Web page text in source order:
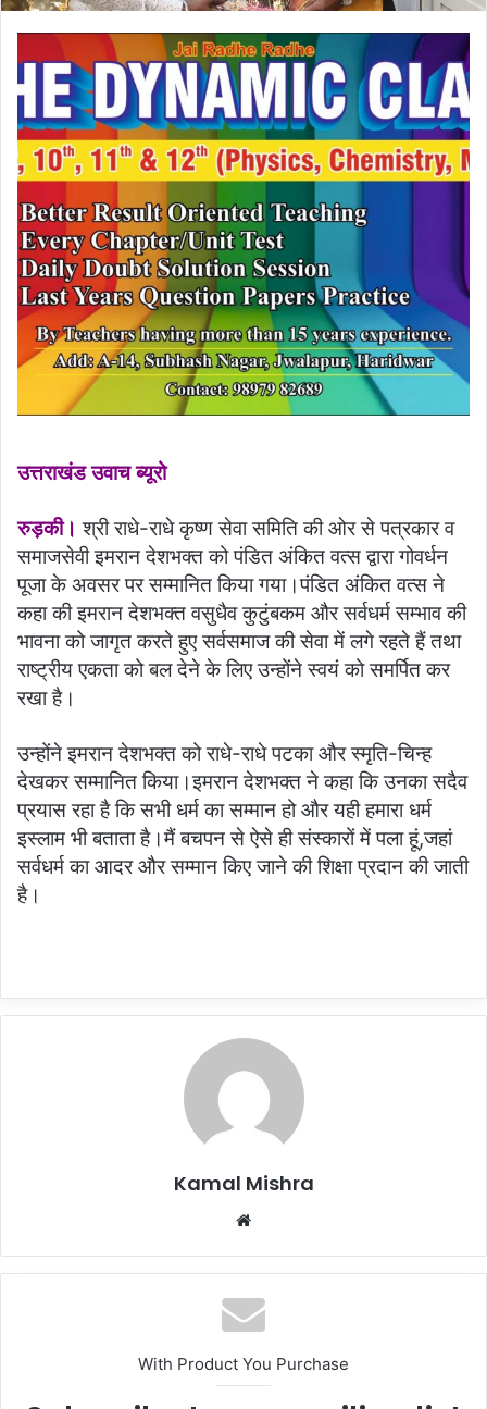
उत्तराखंड उवाच ब्यूरो
रुड़की। श्री राधे-राधे कृष्ण सेवा समिति की ओर से पत्रकार व
समाजसेवी इमरान देशभक्त को पंडित अंकित वत्स द्वारा गोवर्धन
पूजा के अवसर पर सम्मानित किया गया।पंडित अंकित वत्स ने
कहा की इमरान देशभक्त वसुधैव कुटुंबकम और सर्वधर्म सम्भाव की
भावना को जागृत करते हुए सर्वसमाज की सेवा में लगे रहते हैं तथा
राष्ट्रीय एकता को बल देने के लिए उन्होंने स्वयं को समर्पित कर
रखा है।
उन्होंने इमरान देशभक्त को राधे-राधे पटका और स्मृति-चिन्ह
देखकर सम्मानित किया।इमरान देशभक्त ने कहा कि उनका सदैव
प्रयास रहा है कि सभी धर्म का सम्मान हो और यही हमारा धर्म
इस्लाम भी बताता है।मैं बचपन से ऐसे ही संस्कारों में पला हूं,जहां
सर्वधर्म का आदर और सम्मान किए जाने की शिक्षा प्रदान की जाती
है।
Kamal Mishra
Website
With Product You Purchase